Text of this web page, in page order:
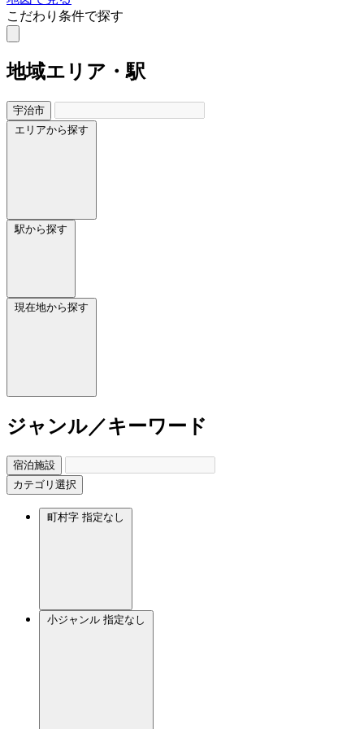
こだわり条件で探す
地域エリア・駅
宇治市
エリアから探す
駅から探す
現在地から探す
ジャンル／キーワード
宿泊施設
カテゴリ選択
町村字 指定なし
小ジャンル 指定なし